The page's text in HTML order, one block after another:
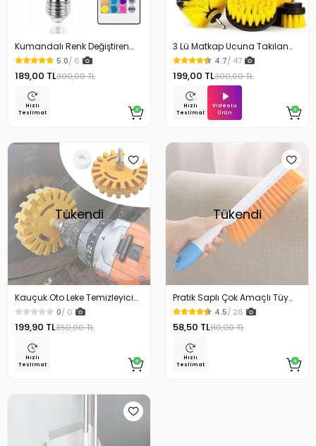
Kumandalı Renk Değiştiren
Led Ampül 9W Rgb
5.0/ 6
189,00 TL300,00 TL
Hızlı
Teslimat
3 Lü Matkap Ucuna Takılan
Temizlik Fırça Seti
4.7/ 47
199,00 TL300,00 TL
Hızlı
Teslimat
Videolu
Ürün
Tükendi
Kauçuk Oto Leke Temizleyici
Silgi Matkap Ucuna Takılabilir
0/ 0
199,90 TL350,00 TL
Hızlı
Teslimat
Tükendi
Pratik Saplı Çok Amaçlı Tüy
Toz Alma Fırçası
4.5/ 26
58,50 TL110,00 TL
Hızlı
Teslimat